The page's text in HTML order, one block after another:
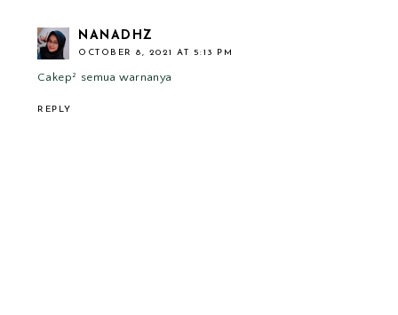
NANADHZ
OCTOBER 8, 2021 AT 5:13 PM
Cakep² semua warnanya
REPLY